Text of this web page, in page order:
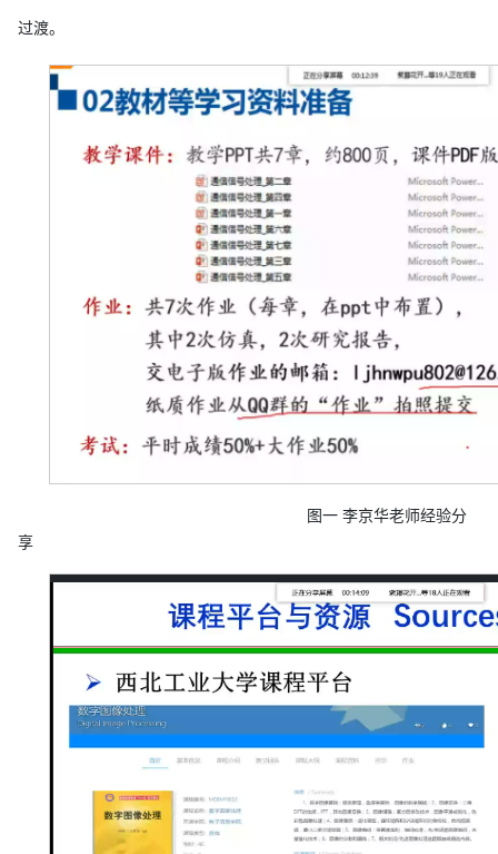
过渡。
图一 李京华老师经验分
享